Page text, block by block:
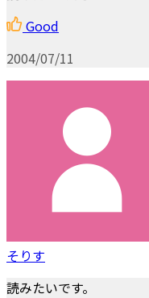
Good
2004/07/11
そりす
読みたいです。